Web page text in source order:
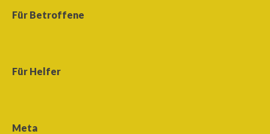
Für Betroffene
Für Helfer
Meta